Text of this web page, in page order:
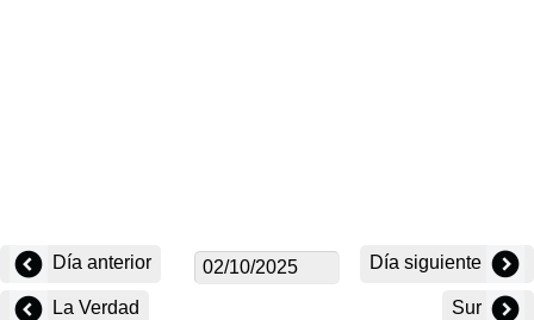
Día anterior Día siguiente
La Verdad Sur